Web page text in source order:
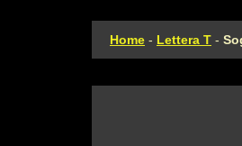
Home - Lettera T -